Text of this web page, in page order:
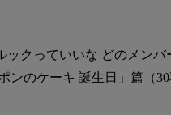
ックっていいな どのメン
ンのケーキ 誕生日」篇（